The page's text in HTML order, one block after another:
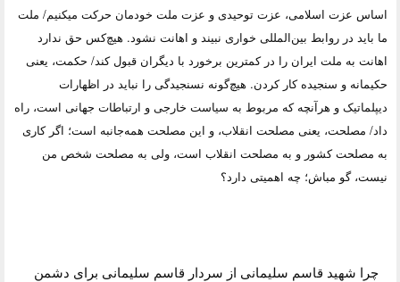
اساس عزت اسلامی، عزت توحیدی و عزت ملت خودمان حرکت میکنیم/ ملت
ما باید در روابط بین‌المللی خواری نبیند و اهانت نشود. هیچ‌کس حق ندارد
اهانت به ملت ایران را در کمترین برخورد با دیگران قبول کند/ حکمت، یعنی
حکیمانه و سنجیده کار کردن. هیچ‌گونه نسنجیدگی را نباید در اظهارات
دیپلماتیک و هرآنچه که مربوط به سیاست خارجی و ارتباطات جهانی است، راه
داد/ مصلحت، یعنی مصلحت انقلاب، و این مصلحت همه‌جانبه است؛ اگر کاری
به مصلحت کشور و به مصلحت انقلاب است، ولی به مصلحت شخص من
نیست، گو مباش؛ چه اهمیتی دارد؟
چرا شهید قاسم سلیمانی از سردار قاسم سلیمانی برای دشمن